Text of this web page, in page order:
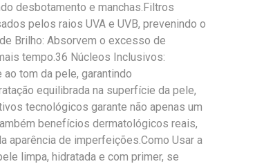
desbotamento e manchas.Filtros
pelos raios UVA e UVB, prevenindo o
Brilho: Absorvem o excesso de
tempo.36 Núcleos Inclusivos:
tom da pele, garantindo
equilibrada na superfície da pele,
tecnológicos garante não apenas um
benefícios dermatológicos reais,
aparência de imperfeições.Como Usar a
limpa, hidratada e com primer, se